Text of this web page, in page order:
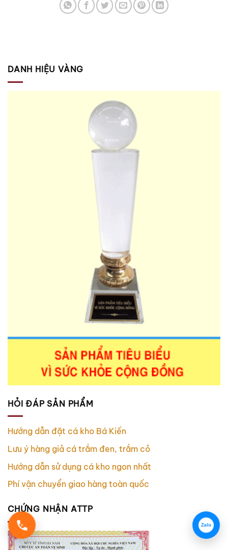
DANH HIỆU VÀNG
HỎI ĐÁP SẢN PHẨM
Hướng dẫn đặt cá kho Bá Kiến
Lưu ý hàng giả cá trắm đen, trắm cỏ
Hướng dẫn sử dụng cá kho ngon nhất
Phí vận chuyển giao hàng toàn quốc
CHỨNG NHẬN ATTP
Zalo